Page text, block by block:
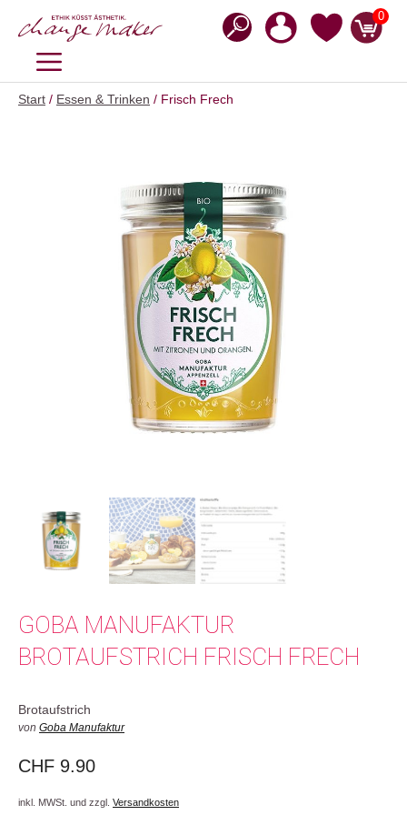
Inhalt
0
MENÜ
Start / Essen & Trinken / Frisch Frech
GOBA MANUFAKTUR
BROTAUFSTRICH FRISCH FRECH
Brotaufstrich
von Goba Manufaktur
CHF 9.90
inkl. MWSt. und zzgl. Versandkosten